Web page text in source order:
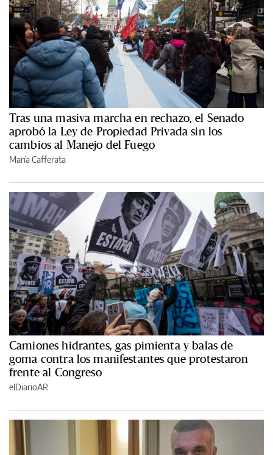
Tras una masiva marcha en rechazo, el Senado
aprobó la Ley de Propiedad Privada sin los
cambios al Manejo del Fuego
María Cafferata
Camiones hidrantes, gas pimienta y balas de
goma contra los manifestantes que protestaron
frente al Congreso
elDiarioAR